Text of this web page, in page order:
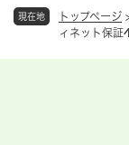
現在地 トップページ
ィネット保証